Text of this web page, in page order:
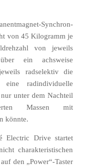
Synchron-
von 45 Kilogramm je
von jeweils
ein achsweise
radselektiv die
radindividuelle
unter dem Nachteil
Massen mit
könnte.
Electric Drive startet
charakteristischen
den „Power“-Taster